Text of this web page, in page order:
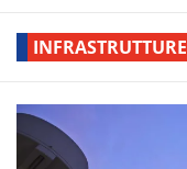
INFRASTRUTTURE